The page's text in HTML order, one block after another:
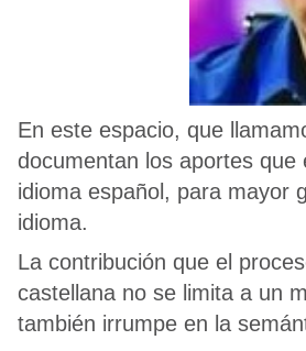
En este espacio, que
documentan los aportes que
idioma español, para mayor
idioma.
La contribución que el
castellana no se limita a un
también irrumpe en la